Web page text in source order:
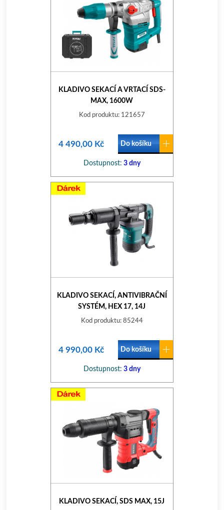
KLADIVO SEKACÍ A VRTACÍ SDS-
MAX, 1600W
Kod produktu: 121657
4 490,00 Kč Do košíku
Dostupnost: 3 dny
KLADIVO SEKACÍ, ANTIVIBRAČNÍ
SYSTÉM, HEX 17, 14J
Kod produktu: 85244
4 990,00 Kč Do košíku
Dostupnost: 3 dny
KLADIVO SEKACÍ, SDS MAX, 15J